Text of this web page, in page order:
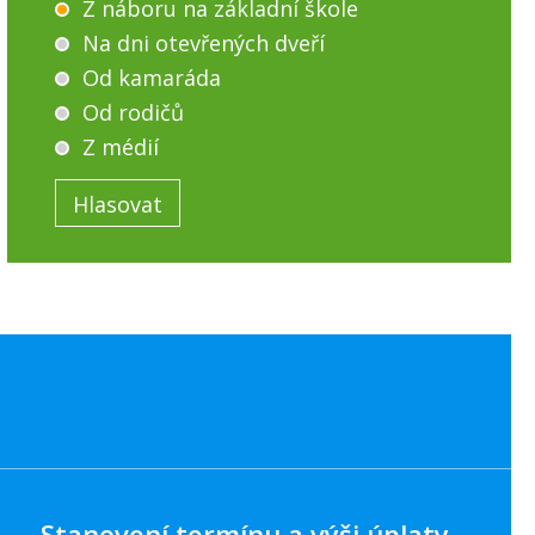
Z náboru na základní škole
Na dni otevřených dveří
Od kamaráda
Od rodičů
Z médií